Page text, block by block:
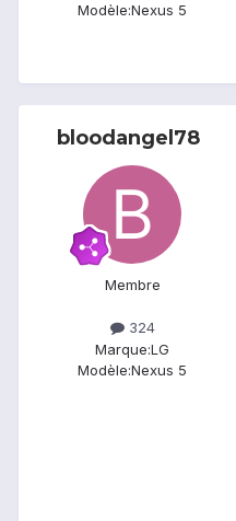
Modèle:Nexus 5
bloodangel78
Membre
324
Marque:LG
Modèle:Nexus 5